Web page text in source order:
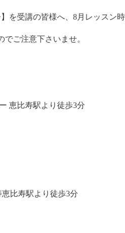
】を受講の皆様へ、8月レッスン
ご注意下さいませ。
恵比寿駅より徒歩3分
比寿駅より徒歩3分